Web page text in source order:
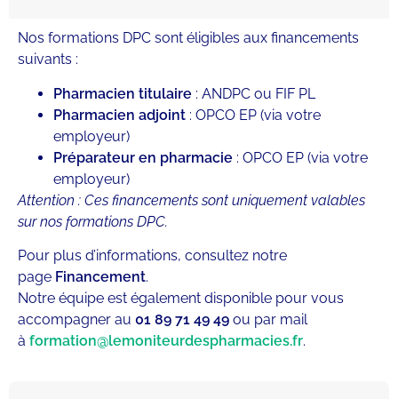
Nos formations DPC sont éligibles aux financements
suivants :
Pharmacien titulaire : ANDPC ou FIF PL
Pharmacien adjoint : OPCO EP (via votre
employeur)
Préparateur en pharmacie : OPCO EP (via votre
employeur)
Attention : Ces financements sont uniquement valables
sur nos formations DPC.
Pour plus d’informations, consultez notre
page Financement.
Notre équipe est également disponible pour vous
accompagner au 01 89 71 49 49 ou par mail
à formation@lemoniteurdespharmacies.fr.